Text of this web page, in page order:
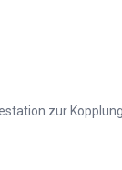
zur